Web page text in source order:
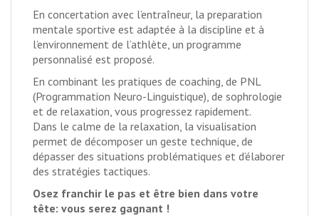
En concertation avec l’entraîneur, la preparation
mentale sportive est adaptée à la discipline et à
l’environnement de l’athlète, un programme
personnalisé est proposé.
En combinant les pratiques de coaching, de PNL
(Programmation Neuro-Linguistique), de sophrologie
et de relaxation, vous progressez rapidement.
Dans le calme de la relaxation, la visualisation
permet de décomposer un geste technique, de
dépasser des situations problématiques et d’élaborer
des stratégies tactiques.
Osez franchir le pas et être bien dans votre
tête: vous serez gagnant !